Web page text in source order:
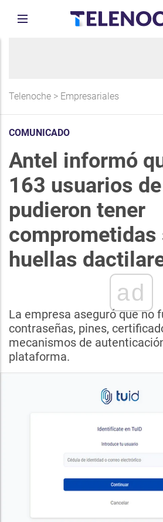
Telenoche > Empresariales
COMUNICADO
Antel informó
163 usuarios
pudieron tener
comprometidas
huellas
ad
La empresa aseguró que no
contraseñas, pines,
mecanismos de
plataforma.